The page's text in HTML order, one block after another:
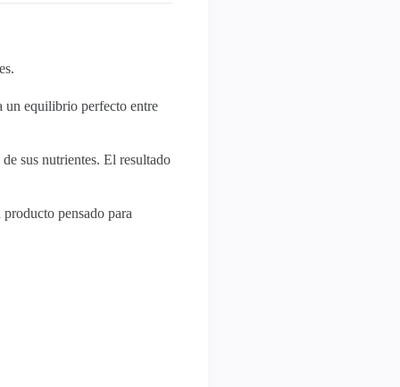
un equilibrio perfecto entre
sus nutrientes. El resultado
pensado para